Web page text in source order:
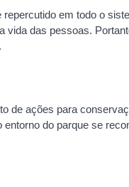
em todo o
vida das pessoas.
de ações para
do parque se